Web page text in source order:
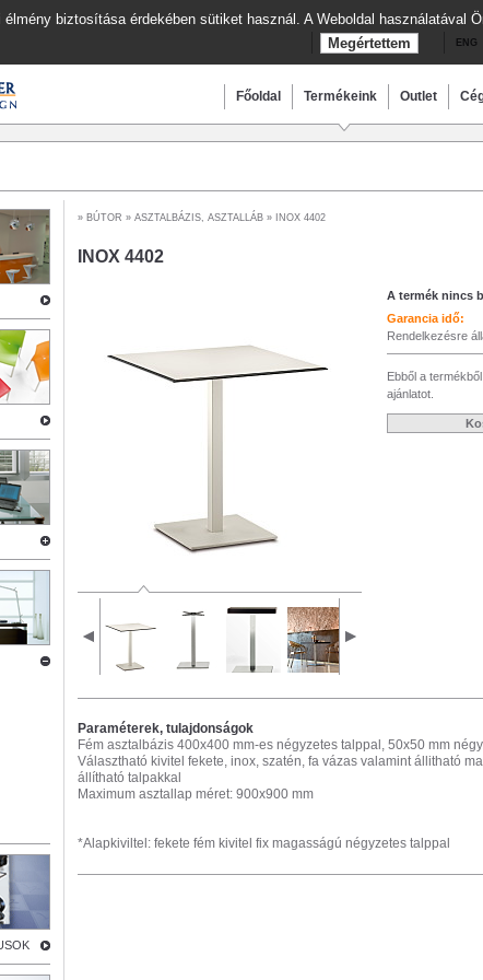
ENG
Főoldal Termékeink Outlet
» BÚTOR » ASZTALBÁZIS, ASZTALLÁB » INOX 4402
INOX 4402
A termék nincs
Garancia idő:
Rendelkezésre
Ebből a termékből
ajánlatot.
Paraméterek, tulajdonságok
Fém asztalbázis 400x400 mm-es négyzetes talppal, 50x50 mm
Választható kivitel fekete, inox, szatén, fa vázas valamint állitható
állítható talpakkal
Maximum asztallap méret: 900x900 mm
*Alapkiviltel: fekete fém kivitel fix magasságú négyzetes talppal
biztosítása érdekében sütiket használ. A Weboldal használatával